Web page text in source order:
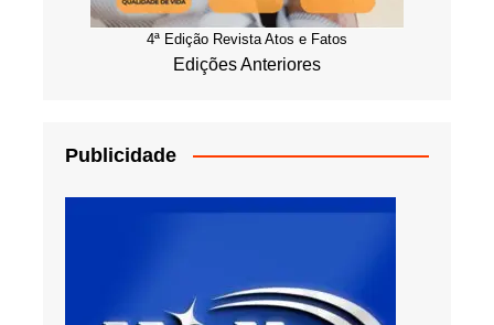
4ª Edição Revista Atos e Fatos
Edições Anteriores
Publicidade